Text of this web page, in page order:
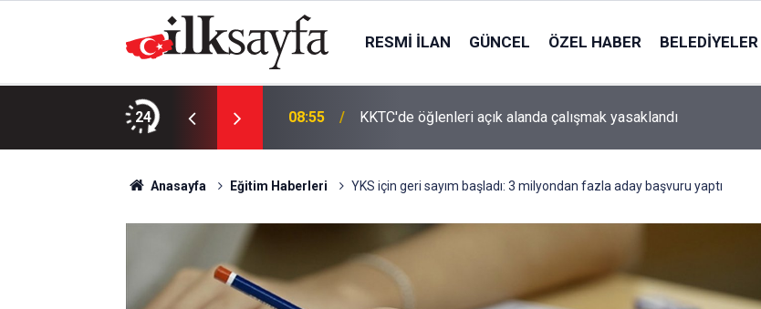
RESMI İLAN GÜNCEL ÖZEL HABER BELEDIYELER
24
yüklü İHA bulundu 08:55 KKTC'de öğlenleri açık alanda çalışmak yasaklandı
Anasayfa Eğitim Haberleri YKS için geri sayım başladı: 3 milyondan fazla aday başvuru yaptı